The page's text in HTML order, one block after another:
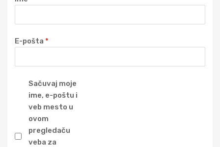
E-pošta *
Sačuvaj moje
ime, e-poštu i
veb mesto u
ovom
pregledaču
veba za